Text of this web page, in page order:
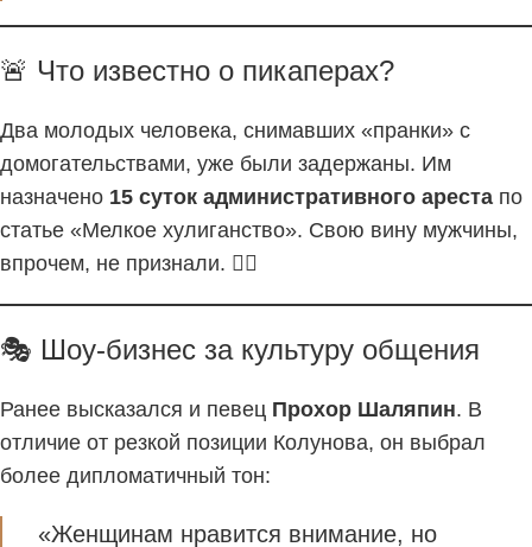
🚨 Что известно о пикаперах?
Два молодых человека, снимавших «пранки» с
домогательствами, уже были задержаны. Им
назначено 15 суток административного ареста по
статье «Мелкое хулиганство». Свою вину мужчины,
впрочем, не признали. 🤦‍♂️
🎭 Шоу-бизнес за культуру общения
Ранее высказался и певец Прохор Шаляпин. В
отличие от резкой позиции Колунова, он выбрал
более дипломатичный тон:
«Женщинам нравится внимание, но